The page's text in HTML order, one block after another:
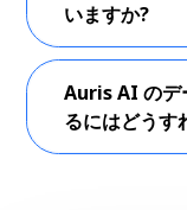
いますか?
Auris AI のデ
るにはどうす